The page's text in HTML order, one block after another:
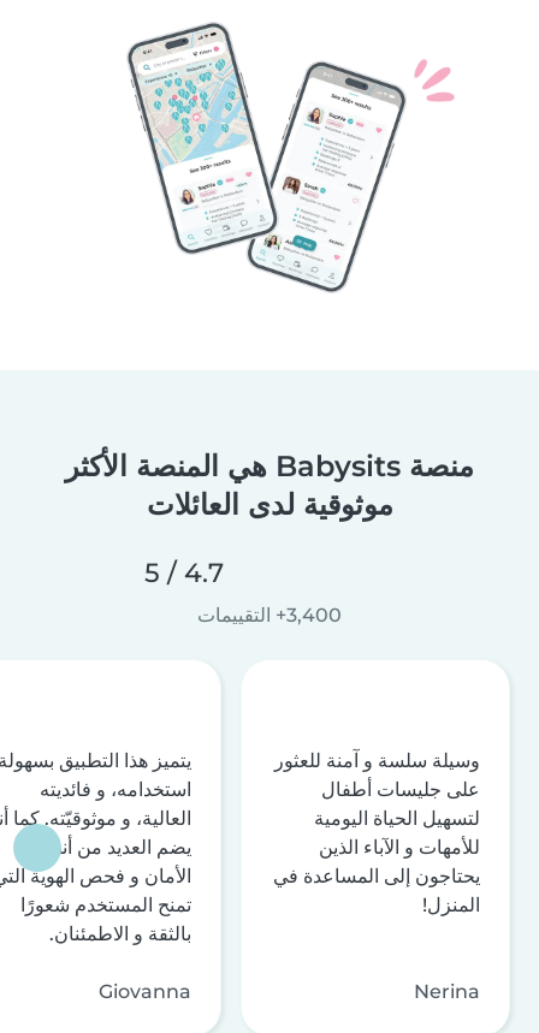
منصة Babysits هي المنصة الأكثر
موثوقية لدى العائلات
4.7 / 5
3,400+ التقييمات
وسيلة سلسة و آمنة للعثور
على جليسات أطفال
لتسهيل الحياة اليومية
للأمهات و الآباء الذين
يحتاجون إلى المساعدة في
المنزل!
Nerina
يتميز هذا التطبيق
استخدامه، و فائديته
العالية، و موثوقيّته. كما
يضم العديد من أنظمة
الأمان و فحص الهوية
تمنح المستخدم شعورًا
بالثقة و الاطمئنان.
Giovanna